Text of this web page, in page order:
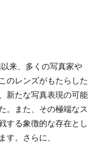
来、多くの写真家や
のレンズがもたらした
新たな写真表現の可能
。また、その極端なス
する象徴的な存在とし
す。さらに、